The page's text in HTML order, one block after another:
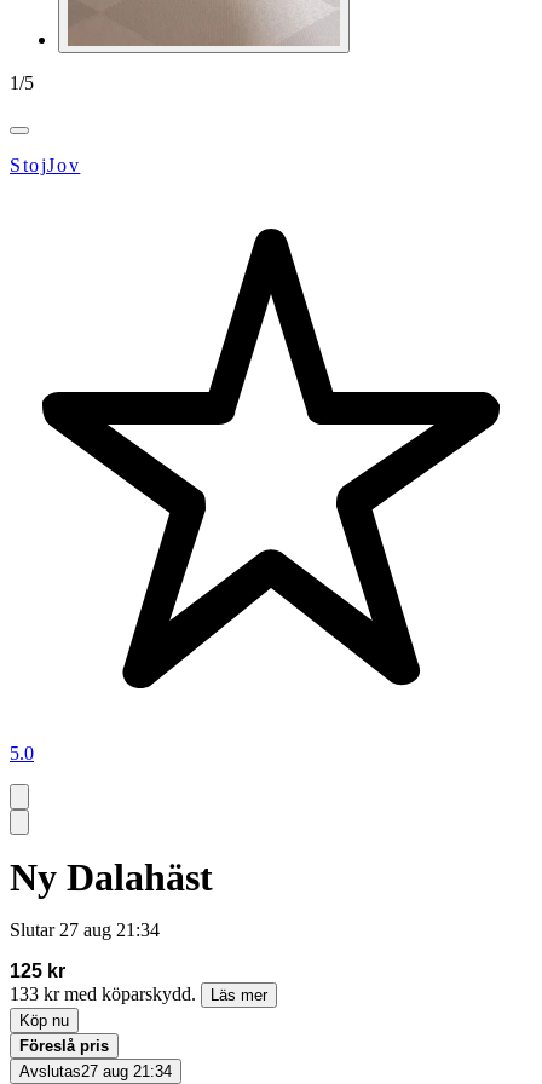
1/5
StojJov
5.0
Ny Dalahäst
Slutar 27 aug 21:34
125 kr
133 kr med köparskydd.
Läs mer
Köp nu
Föreslå pris
Avslutas27 aug 21:34